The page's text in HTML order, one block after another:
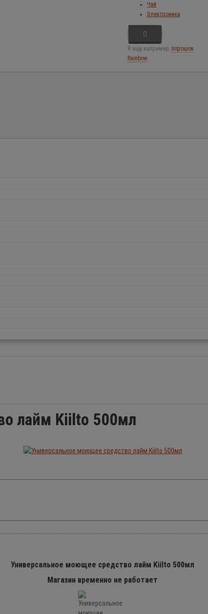
Чай
Электроника
Я ищу, например, порошок
Rainbow
лайм Kiilto 500мл
Универсальное моющее средство лайм Kiilto 500мл
Магазин временно не работает